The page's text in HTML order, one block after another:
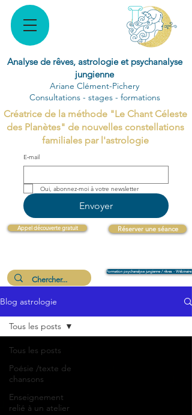
Analyse de rêves, astrologie et psychanalyse
jungienne
Ariane Clément-Pichery
Consultations - stages - formations
Créatrice de la méthode "Le Chant Céleste
des Planètes" de nouvelles constellations
familiales par l'astrologie
E‑mail
Envoyer
Appel découverte gratuit Réserver une séance
Formation psychanalyse jungienne / rêves - Wébinaire
Blog astrologie
Tous les posts
Poésie /texte de
chansons
Enseignement
relié à un atelier
Tous les posts